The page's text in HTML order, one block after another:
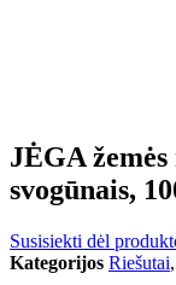
JĖGA
svogūnais,
Susisiekti dėl
Kategorijos Riešutai,